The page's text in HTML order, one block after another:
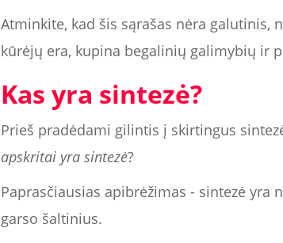
Atminkite, kad šis sąrašas nėra galutinis,
kūrėjų era, kupina begalinių galimybių ir
Kas yra sintezė?
Prieš pradėdami gilintis į skirtingus
apskritai yra sintezė?
Paprasčiausias apibrėžimas - sintezė
garso šaltinius.